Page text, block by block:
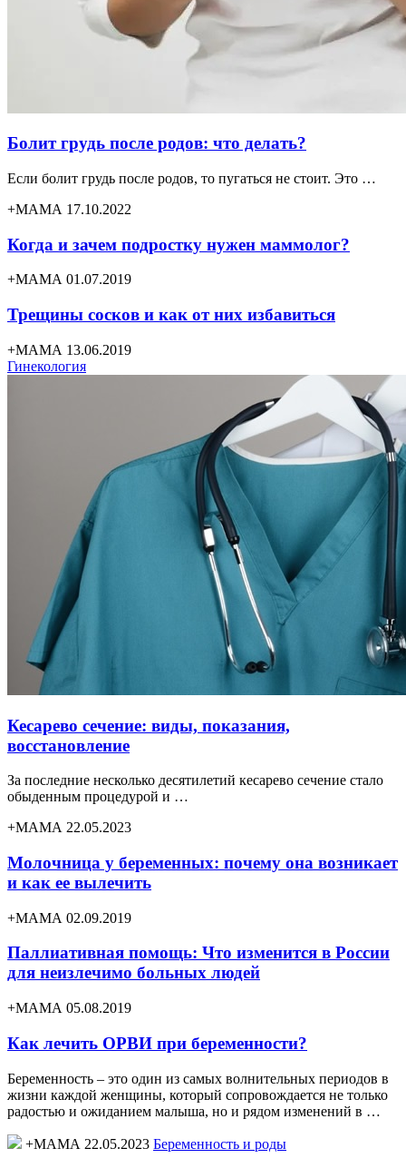
Болит грудь после родов: что делать?
Если болит грудь после родов, то пугаться не стоит. Это …
+МАМА 17.10.2022
Когда и зачем подростку нужен маммолог?
+МАМА 01.07.2019
Трещины сосков и как от них избавиться
+МАМА 13.06.2019
Гинекология
Кесарево сечение: виды, показания,
восстановление
За последние несколько десятилетий кесарево сечение стало
обыденным процедурой и …
+МАМА 22.05.2023
Молочница у беременных: почему она возникает
и как ее вылечить
+МАМА 02.09.2019
Паллиативная помощь: Что изменится в России
для неизлечимо больных людей
+МАМА 05.08.2019
Как лечить ОРВИ при беременности?
Беременность – это один из самых волнительных периодов в
жизни каждой женщины, который сопровождается не только
радостью и ожиданием малыша, но и рядом изменений в …
+МАМА 22.05.2023 Беременность и роды